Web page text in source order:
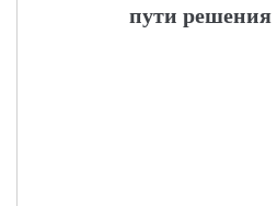
пути решения